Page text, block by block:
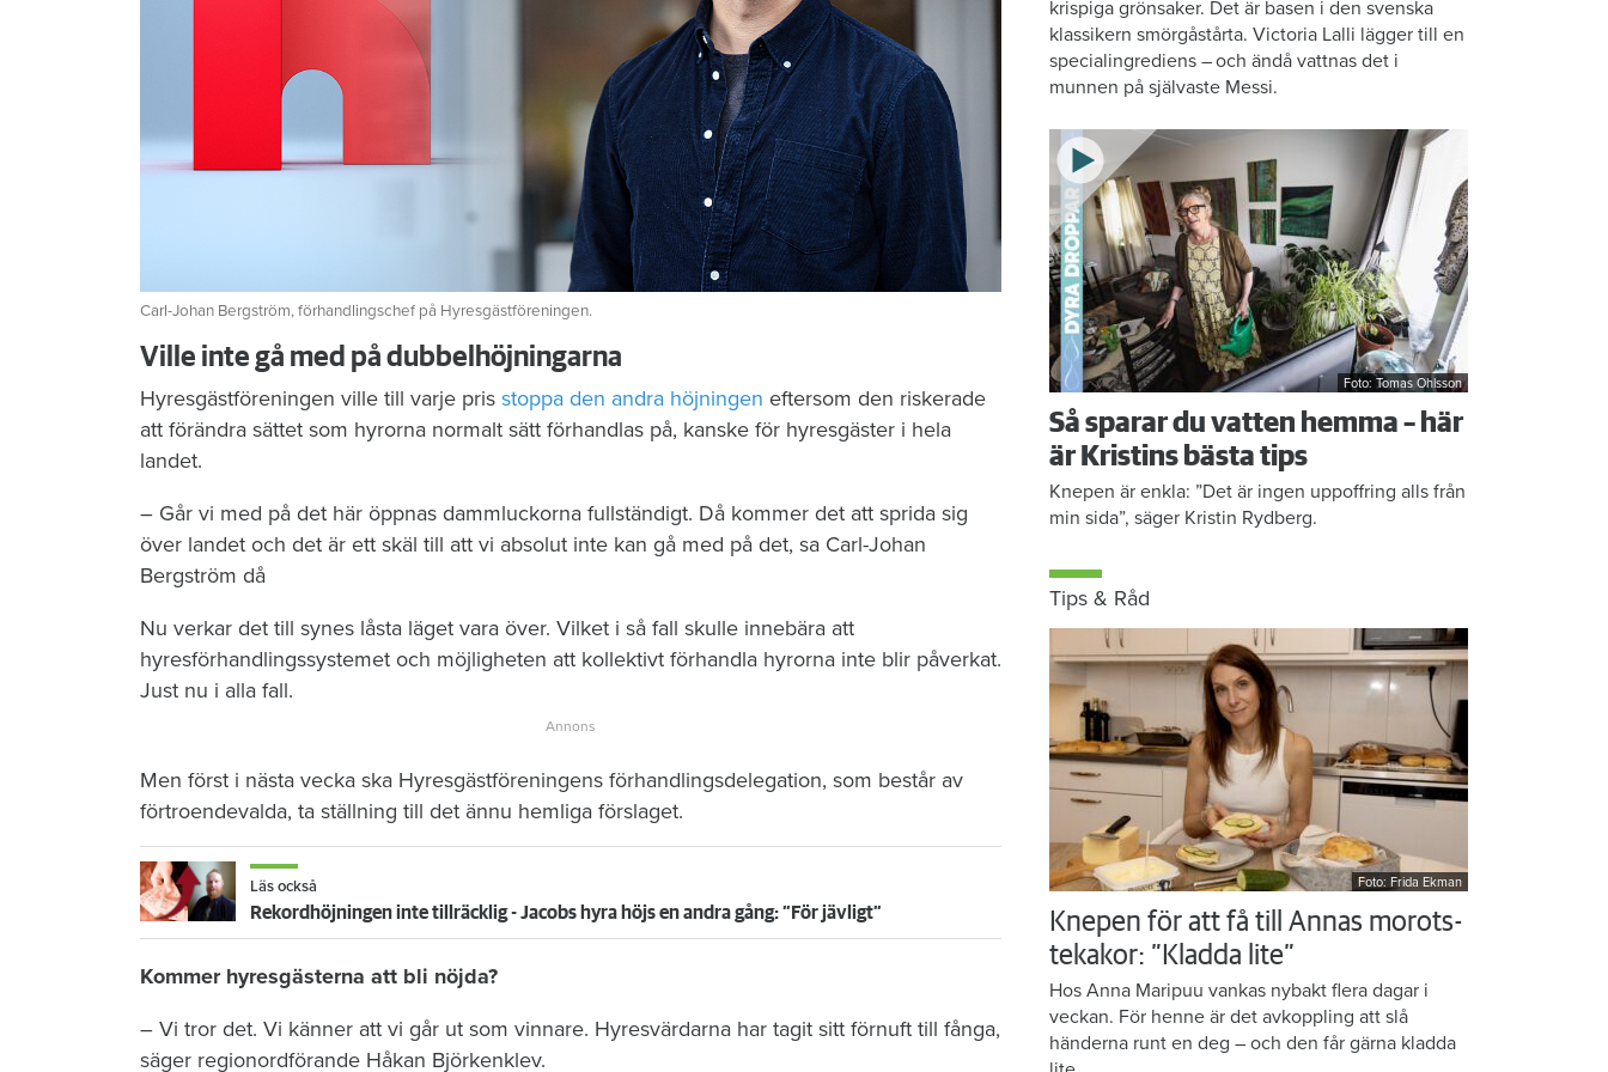
Carl-Johan Bergström, förhandlingschef på Hyresgästföreningen.
Ville inte gå med på dubbelhöjningarna
Hyresgästföreningen ville till varje pris stoppa den andra höjningen eftersom den riskerade
att förändra sättet som hyrorna normalt sätt förhandlas på, kanske för hyresgäster i hela
landet.
– Går vi med på det här öppnas dammluckorna fullständigt. Då kommer det att sprida sig
över landet och det är ett skäl till att vi absolut inte kan gå med på det, sa Carl-Johan
Bergström då
Nu verkar det till synes låsta läget vara över. Vilket i så fall skulle innebära att
hyresförhandlingssystemet och möjligheten att kollektivt förhandla hyrorna inte blir påverkat.
Just nu i alla fall.
Men först i nästa vecka ska Hyresgästföreningens förhandlingsdelegation, som består av
förtroendevalda, ta ställning till det ännu hemliga förslaget.
Läs också
Rekordhöjningen inte tillräcklig - Jacobs hyra höjs en andra gång: ”För jävligt”
Kommer hyresgästerna att bli nöjda?
– Vi tror det. Vi känner att vi går ut som vinnare. Hyresvärdarna har tagit sitt förnuft till fånga,
säger regionordförande Håkan Björkenklev.
krispiga grönsaker. Det är basen i den svenska
klassikern smörgåstårta. Victoria Lalli lägger till en
specialingrediens – och ändå vattnas det i
munnen på självaste Messi.
Foto: Tomas Ohlsson
Så sparar du vatten hemma – här
är Kristins bästa tips
Knepen är enkla: ”Det är ingen uppoffring alls från
min sida”, säger Kristin Rydberg.
Tips & Råd
Foto: Frida Ekman
Knepen för att få till Annas morots-
tekakor: ”Kladda lite”
Hos Anna Maripuu vankas nybakt flera dagar i
veckan. För henne är det avkoppling att slå
händerna runt en deg – och den får gärna kladda